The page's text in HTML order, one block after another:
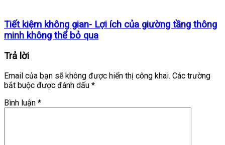
Tiết kiệm không gian- Lợi ích của giường tầng thông
minh không thể bỏ qua
Trả lời
Email của bạn sẽ không được hiển thị công khai. Các trường
bắt buộc được đánh dấu *
Bình luận *